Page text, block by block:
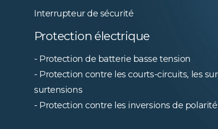
Interrupteur de sécurité
Protection électrique
- Protection de batterie basse tension
- Protection contre les courts-circuits, les
surtensions
- Protection contre les inversions de